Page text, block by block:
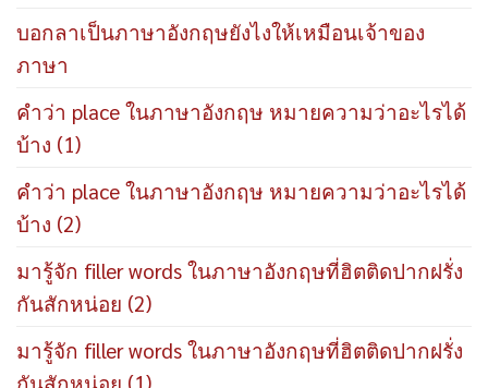
บอกลาเป็นภาษาอังกฤษยังไงให้เหมือนเจ้าของ
ภาษา
คำว่า place ในภาษาอังกฤษ หมายความว่าอะไรได้
บ้าง (1)
คำว่า place ในภาษาอังกฤษ หมายความว่าอะไรได้
บ้าง (2)
มารู้จัก filler words ในภาษาอังกฤษที่ฮิตติดปากฝรั่ง
กันสักหน่อย (2)
มารู้จัก filler words ในภาษาอังกฤษที่ฮิตติดปากฝรั่ง